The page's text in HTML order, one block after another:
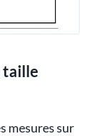
taille
mesures sur